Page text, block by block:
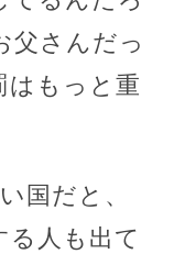
父さんだっ
もっと重
国だと、
る人も出て